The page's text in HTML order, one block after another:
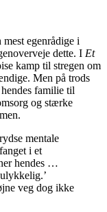
egenrådige i
dette. I Et
kamp til stregen om
Men på trods
familie til
og stærke
mentale
i et
hendes …
veg dog ikke